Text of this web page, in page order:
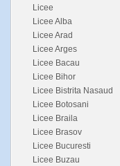
Licee
Licee Alba
Licee Arad
Licee Arges
Licee Bacau
Licee Bihor
Licee Bistrita Nasaud
Licee Botosani
Licee Braila
Licee Brasov
Licee Bucuresti
Licee Buzau